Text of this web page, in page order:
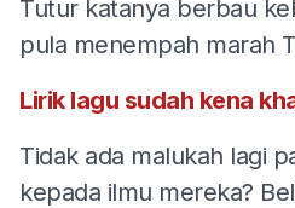
Tutur katanya berbau
pula menempah marah
Lirik lagu sudah kena
Tidak ada malukah lagi
kepada ilmu mereka?